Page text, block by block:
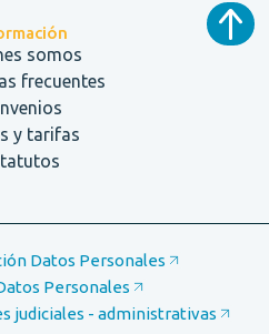
somos
frecuentes
y tarifas
Datos Personales
Personales
judiciales - administrativas